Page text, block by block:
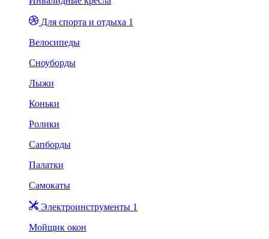
Для спорта и отдыха 1
Велосипеды
Сноуборды
Лыжи
Коньки
Ролики
Сапборды
Палатки
Самокаты
Электроинструменты 1
Мойщик окон